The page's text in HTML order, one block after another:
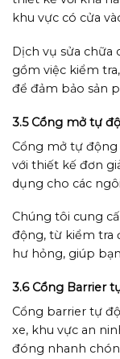
khu vực có cửa
Dịch vụ sửa chữa
gồm việc kiểm
để đảm bảo sản
3.5 Cổng mở tự
Cổng mở tự
với thiết kế đơn
dụng cho các
Chúng tôi cung
động, từ kiểm tra
hư hỏng, giúp
3.6 Cổng Barrier
Cổng barrier tự
xe, khu vực an
đóng nhanh